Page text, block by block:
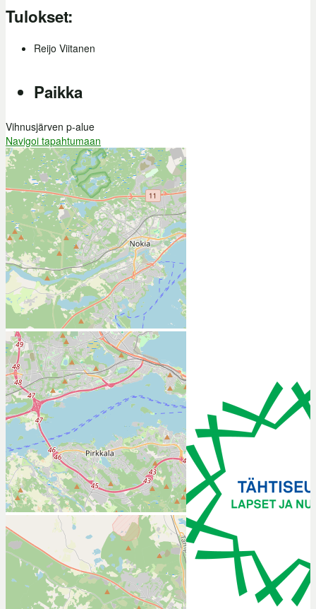
Tulokset:
Reijo Viitanen
Paikka
Vihnusjärven p-alue
Navigoi tapahtumaan
Nokirastit
Nokirastiarkisto
2024
2023
2022
2021
2020
2019
2018
2017
2016
2015
2014